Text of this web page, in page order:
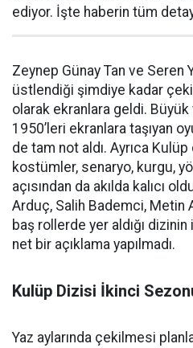
ediyor. İşte haberin tüm
Zeynep Günay Tan ve Seren
üstlendiği şimdiye kadar
olarak ekranlara geldi.
1950’leri ekranlara taşıyan
de tam not aldı. Ayrıca
kostümler, senaryo, kurgu,
açısından da akılda kalıcı
Arduç, Salih Bademci,
baş rollerde yer aldığı
net bir açıklama yapılmadı.
Kulüp Dizisi İkinci
Yaz aylarında çekilmesi